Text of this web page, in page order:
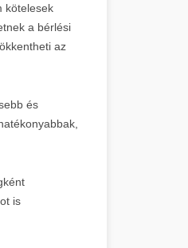
kötelesek
a bérlési
az
és
is